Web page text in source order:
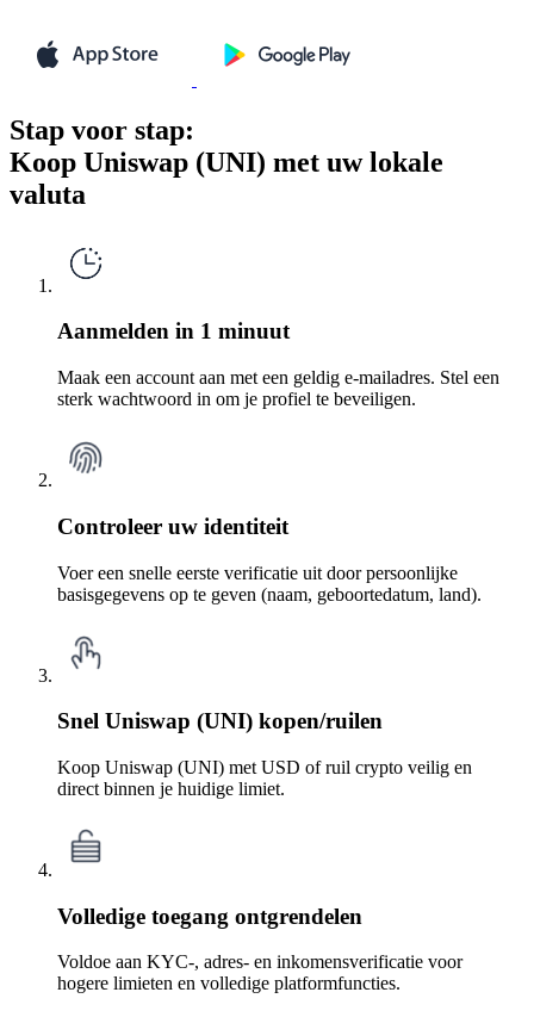
Stap voor stap:
Koop Uniswap (UNI) met uw lokale
valuta
Aanmelden in 1 minuut
Maak een account aan met een geldig e-mailadres. Stel een
sterk wachtwoord in om je profiel te beveiligen.
Controleer uw identiteit
Voer een snelle eerste verificatie uit door persoonlijke
basisgegevens op te geven (naam, geboortedatum, land).
Snel Uniswap (UNI) kopen/ruilen
Koop Uniswap (UNI) met USD of ruil crypto veilig en
direct binnen je huidige limiet.
Volledige toegang ontgrendelen
Voldoe aan KYC-, adres- en inkomensverificatie voor
hogere limieten en volledige platformfuncties.